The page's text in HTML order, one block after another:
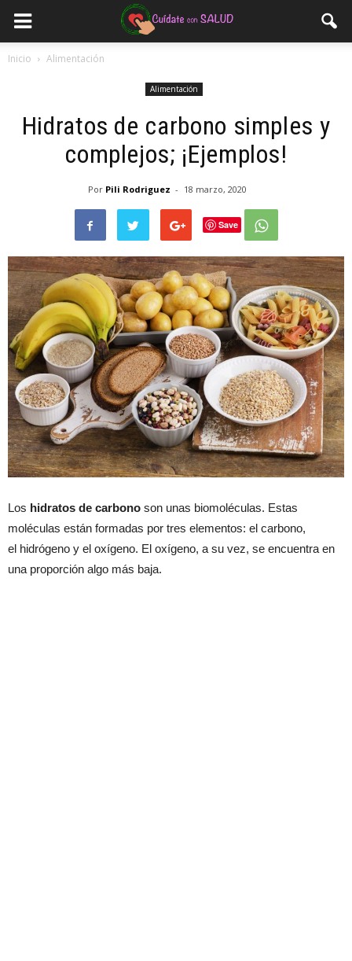
Inicio Alimentación
Alimentación
Hidratos de carbono simples y
complejos; ¡Ejemplos!
Por Pili Rodriguez - 18 marzo, 2020
Save
Los hidratos de carbono son unas biomoléculas. Estas
moléculas están formadas por tres elementos: el carbono,
el hidrógeno y el oxígeno. El oxígeno, a su vez, se encuentra en
una proporción algo más baja.